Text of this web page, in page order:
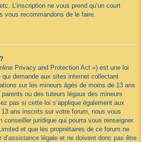
L’inscription ne vous prend qu’un court
vous recommandons de le faire.
Privacy and Protection Act ») est une loi
qui demande aux sites internet collectant
sur les mineurs âgés de moins de 13 ans
ou des tuteurs légaux des mineurs
pas si cette loi s’applique également aux
ans inscrits sur votre forum, nous vous
conseiller juridique qui pourra vous renseigner.
et que les propriétaires de ce forum ne
d’assistance légale et ne doivent donc pas être